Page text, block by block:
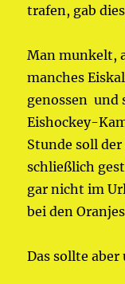
trafen, gab
Man munkelt,
manches
genossen und
Eishockey-
Stunde soll
schließlich
gar nicht im
bei den
Das sollte